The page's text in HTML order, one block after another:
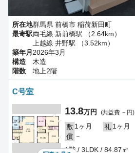
所在地群馬県 前橋市 稲荷新田町
最寄駅両毛線 新前橋駅 （2.64km）
上越線 井野駅 （3.52km）
築年月 2026年3月
構造
木造
階数
地上2階
C号室
13.8万円 (共益費 －円)
敷 1ヶ月 礼 1ヶ月
償 －
1階 / 3LDK / 84.87㎡